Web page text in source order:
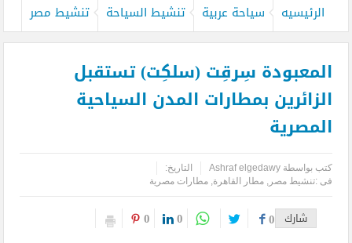
الرئيسيه سياحة عربية تنشيط السياحة تنشيط مصر
المعبودة سِرقِت (سلكِت) تستقبل
الزائرين بمطارات المدن السياحية
المصرية
كتب بواسطةAshraf elgedawy
التاريخ:
فى :تنشيط مصر ,مطار القاهرة ,مطارات مصرية
شارك 0
0
0